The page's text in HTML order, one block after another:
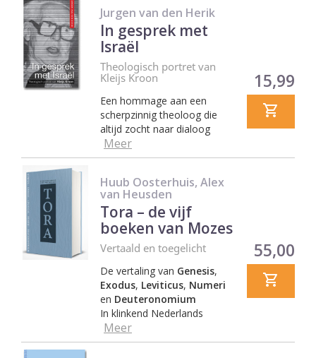
Jurgen van den Herik
In gesprek met
Israël
Theologisch portret van
Kleijs Kroon
Een hommage aan een
scherpzinnig theoloog die
altijd zocht naar dialoog
Meer
Prijs
15,99
Huub Oosterhuis, Alex
van Heusden
Tora – de vijf
boeken van Mozes
Vertaald en toegelicht
De vertaling van Genesis,
Exodus, Leviticus, Numeri
en Deuteronomium
In klinkend Nederlands
Meer
Prijs
55,00